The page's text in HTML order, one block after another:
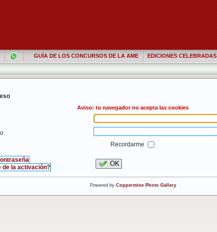
GUÍA DE LOS CONCURSOS DE LA AME EDICIONES CELEBRADAS
Aviso: tu navegador no acepta las cookies
Recordarme
de la activación?
OK
Powered by Coppermine Photo Gallery